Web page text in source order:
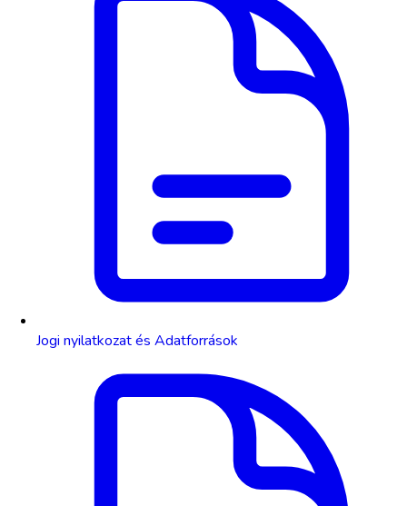
Jogi nyilatkozat és Adatforrások